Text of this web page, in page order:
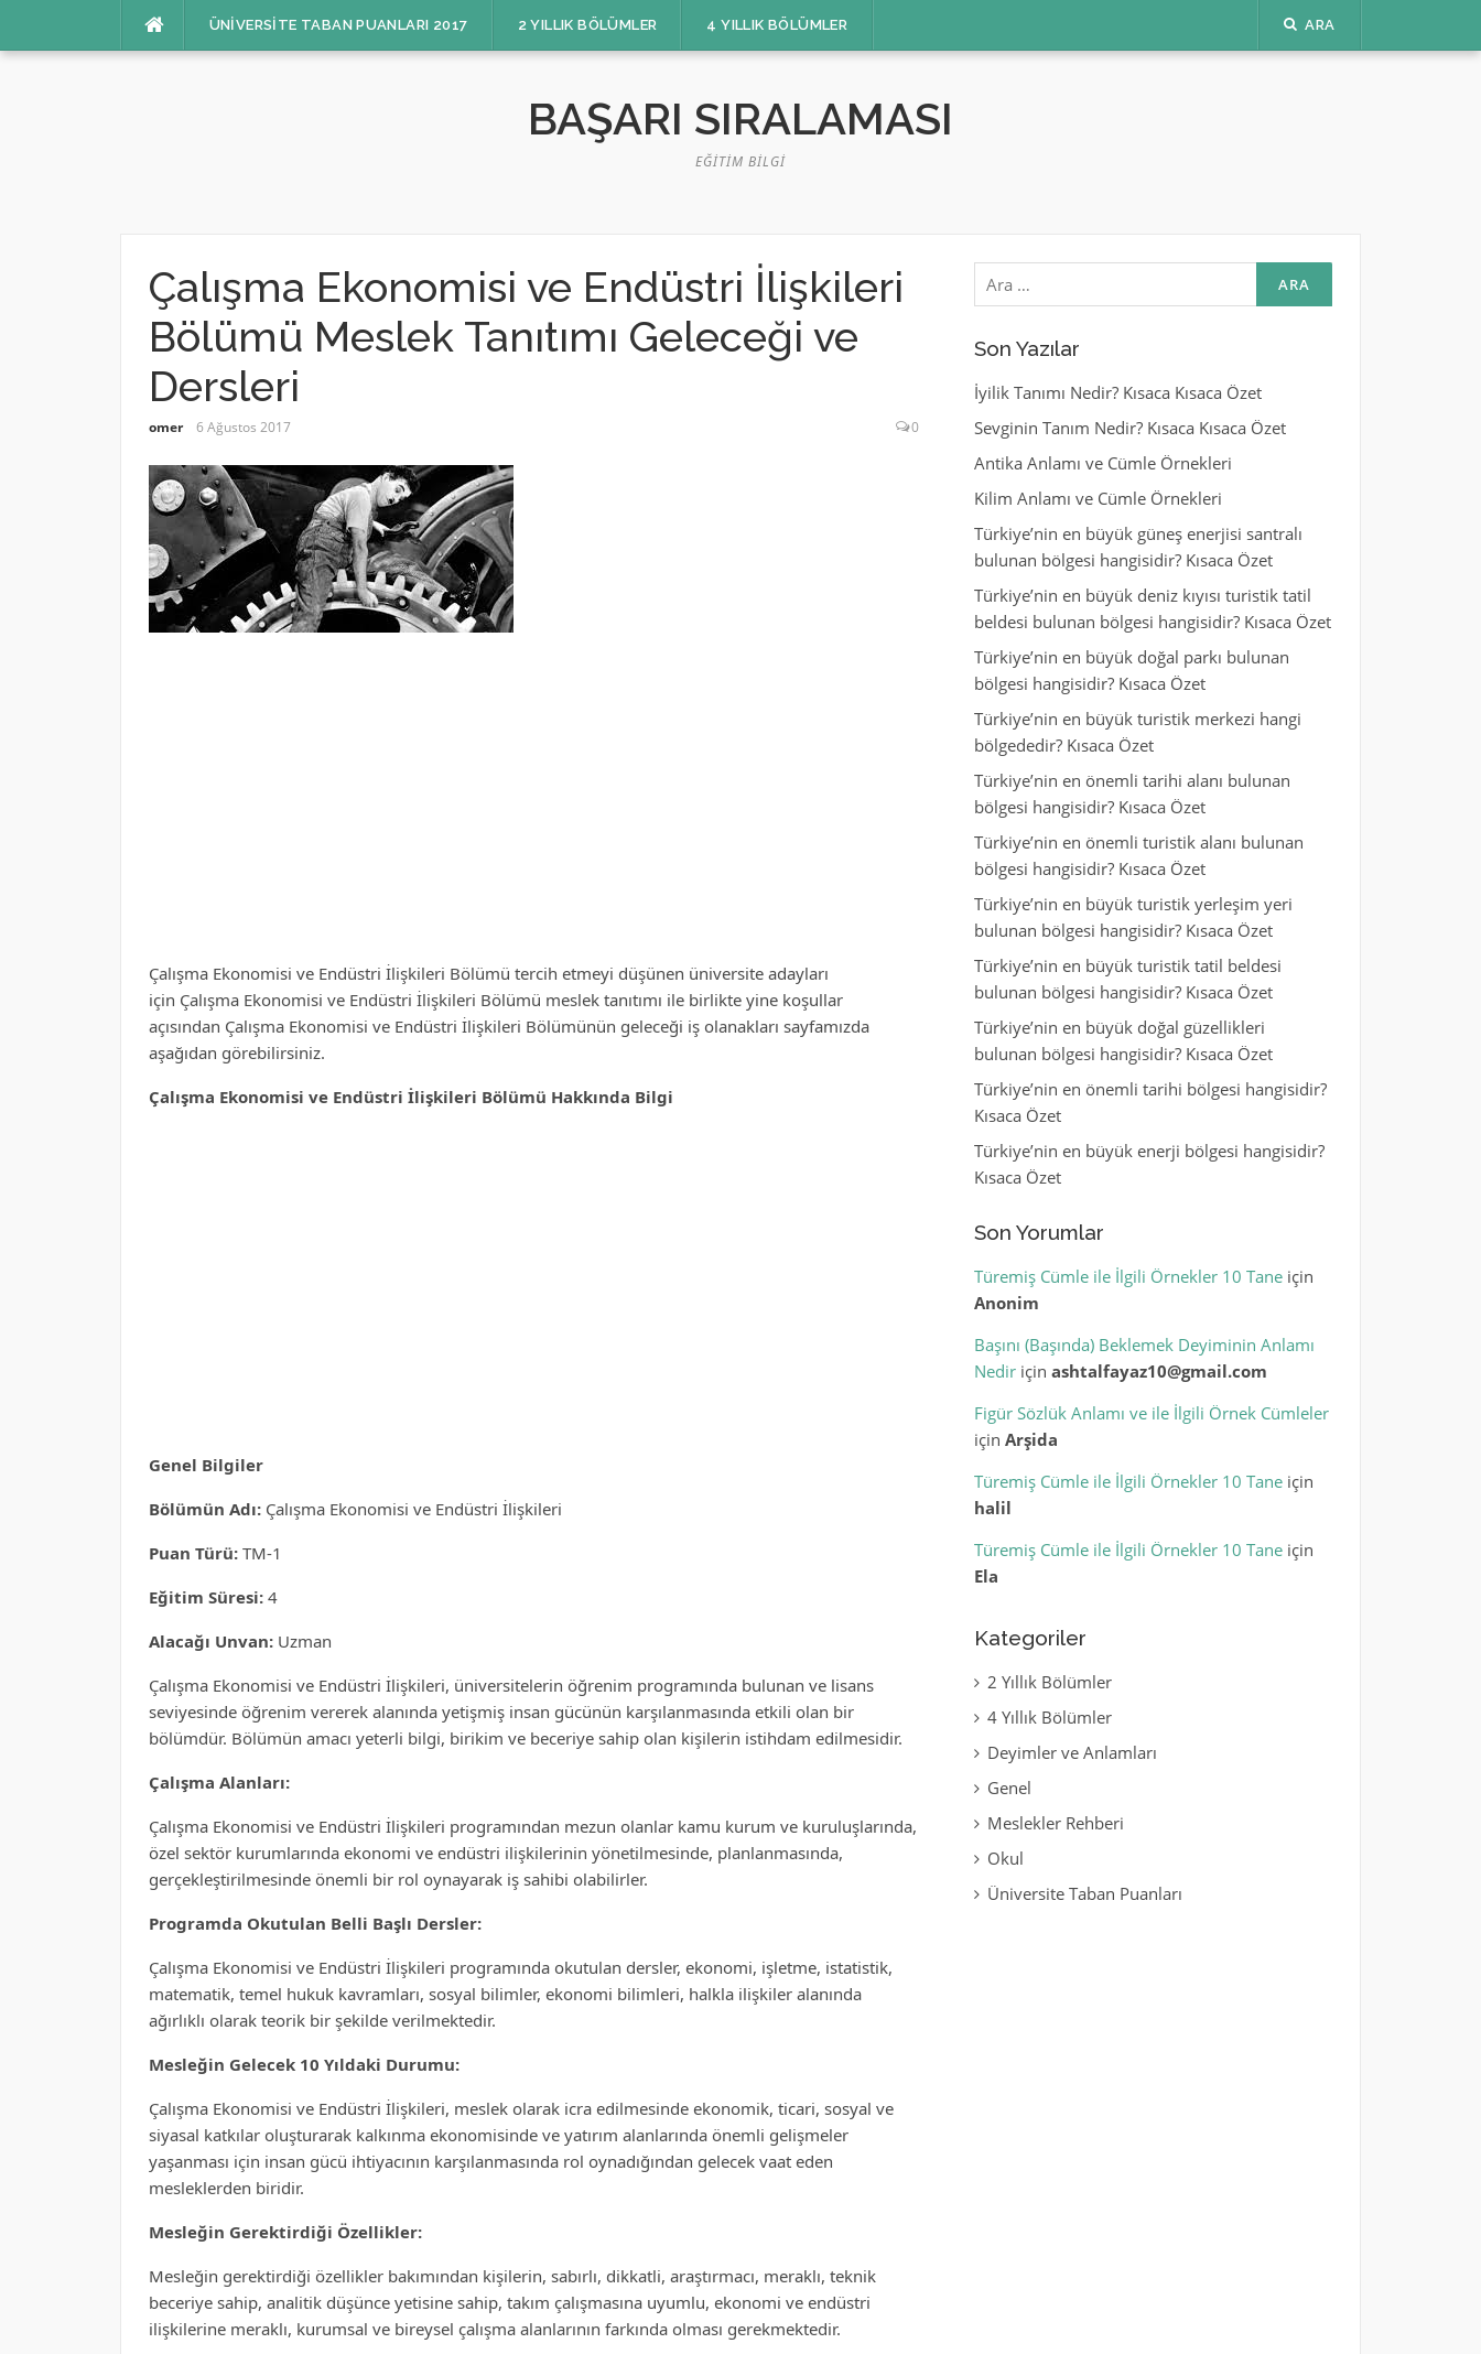
ÜNIVERSITE TABAN PUANLARI 2017 2 YILLIK BÖLÜMLER 4 YILLIK BÖLÜMLER ARA
BAŞARI SIRALAMASI
EĞITIM BILGI
Çalışma Ekonomisi ve Endüstri İlişkileri
Bölümü Meslek Tanıtımı Geleceği ve
Dersleri
omer 6 Ağustos 2017 0
Çalışma Ekonomisi ve Endüstri İlişkileri Bölümü tercih etmeyi düşünen üniversite adayları
için Çalışma Ekonomisi ve Endüstri İlişkileri Bölümü meslek tanıtımı ile birlikte yine koşullar
açısından Çalışma Ekonomisi ve Endüstri İlişkileri Bölümünün geleceği iş olanakları sayfamızda
aşağıdan görebilirsiniz.
Çalışma Ekonomisi ve Endüstri İlişkileri Bölümü Hakkında Bilgi
Genel Bilgiler
Bölümün Adı:Çalışma Ekonomisi ve Endüstri İlişkileri
Puan Türü:TM-1
Eğitim Süresi:4
Alacağı Unvan:Uzman
Çalışma Ekonomisi ve Endüstri İlişkileri, üniversitelerin öğrenim programında bulunan ve lisans
seviyesinde öğrenim vererek alanında yetişmiş insan gücünün karşılanmasında etkili olan bir
bölümdür. Bölümün amacı yeterli bilgi, birikim ve beceriye sahip olan kişilerin istihdam edilmesidir.
Çalışma Alanları:
Çalışma Ekonomisi ve Endüstri İlişkileri programından mezun olanlar kamu kurum ve kuruluşlarında,
özel sektör kurumlarında ekonomi ve endüstri ilişkilerinin yönetilmesinde, planlanmasında,
gerçekleştirilmesinde önemli bir rol oynayarak iş sahibi olabilirler.
Programda Okutulan Belli Başlı Dersler:
Çalışma Ekonomisi ve Endüstri İlişkileri programında okutulan dersler, ekonomi, işletme, istatistik,
matematik, temel hukuk kavramları, sosyal bilimler, ekonomi bilimleri, halkla ilişkiler alanında
ağırlıklı olarak teorik bir şekilde verilmektedir.
Mesleğin Gelecek 10 Yıldaki Durumu:
Çalışma Ekonomisi ve Endüstri İlişkileri, meslek olarak icra edilmesinde ekonomik, ticari, sosyal ve
siyasal katkılar oluşturarak kalkınma ekonomisinde ve yatırım alanlarında önemli gelişmeler
yaşanması için insan gücü ihtiyacının karşılanmasında rol oynadığından gelecek vaat eden
mesleklerden biridir.
Mesleğin Gerektirdiği Özellikler:
Mesleğin gerektirdiği özellikler bakımından kişilerin, sabırlı, dikkatli, araştırmacı, meraklı, teknik
beceriye sahip, analitik düşünce yetisine sahip, takım çalışmasına uyumlu, ekonomi ve endüstri
ilişkilerine meraklı, kurumsal ve bireysel çalışma alanlarının farkında olması gerekmektedir.
Arama:
Son Yazılar
İyilik Tanımı Nedir? Kısaca Kısaca Özet
Sevginin Tanım Nedir? Kısaca Kısaca Özet
Antika Anlamı ve Cümle Örnekleri
Kilim Anlamı ve Cümle Örnekleri
Türkiye’nin en büyük güneş enerjisi santralı
bulunan bölgesi hangisidir? Kısaca Özet
Türkiye’nin en büyük deniz kıyısı turistik tatil
beldesi bulunan bölgesi hangisidir? Kısaca Özet
Türkiye’nin en büyük doğal parkı bulunan
bölgesi hangisidir? Kısaca Özet
Türkiye’nin en büyük turistik merkezi hangi
bölgededir? Kısaca Özet
Türkiye’nin en önemli tarihi alanı bulunan
bölgesi hangisidir? Kısaca Özet
Türkiye’nin en önemli turistik alanı bulunan
bölgesi hangisidir? Kısaca Özet
Türkiye’nin en büyük turistik yerleşim yeri
bulunan bölgesi hangisidir? Kısaca Özet
Türkiye’nin en büyük turistik tatil beldesi
bulunan bölgesi hangisidir? Kısaca Özet
Türkiye’nin en büyük doğal güzellikleri
bulunan bölgesi hangisidir? Kısaca Özet
Türkiye’nin en önemli tarihi bölgesi hangisidir?
Kısaca Özet
Türkiye’nin en büyük enerji bölgesi hangisidir?
Kısaca Özet
Son Yorumlar
Türemiş Cümle ile İlgili Örnekler 10 Taneiçin
Anonim
Başını (Başında) Beklemek Deyiminin Anlamı
Nediriçin ashtalfayaz10@gmail.com
Figür Sözlük Anlamı ve ile İlgili Örnek Cümleler
için Arşida
Türemiş Cümle ile İlgili Örnekler 10 Taneiçin
halil
Türemiş Cümle ile İlgili Örnekler 10 Taneiçin
Ela
Kategoriler
2 Yıllık Bölümler
4 Yıllık Bölümler
Deyimler ve Anlamları
Genel
Meslekler Rehberi
Okul
Üniversite Taban Puanları